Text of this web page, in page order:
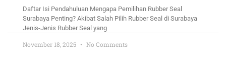
Daftar Isi Pendahuluan Mengapa Pemilihan Rubber Seal
Surabaya Penting? Akibat Salah Pilih Rubber Seal di Surabaya
Jenis-Jenis Rubber Seal yang
November 18, 2025 No Comments